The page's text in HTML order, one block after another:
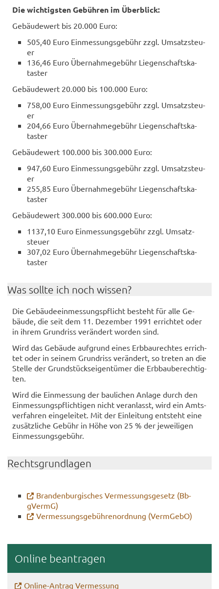
Die wich­tigs­ten Ge­büh­ren im Über­blick:
Ge­bäu­de­wert bis 20.000 Euro:
505,40 Euro Ein­mes­sungs­ge­bühr zzgl. Um­satz­steu­
er
136,46 Euro Über­nah­me­ge­bühr Lie­gen­schafts­ka­
tas­ter
Ge­bäu­de­wert 20.000 bis 100.000 Euro:
758,00 Euro Ein­mes­sungs­ge­bühr zzgl. Um­satz­steu­
er
204,66 Euro Über­nah­me­ge­bühr Lie­gen­schafts­ka­
tas­ter
Ge­bäu­de­wert 100.000 bis 300.000 Euro:
947,60 Euro Ein­mes­sungs­ge­bühr zzgl. Um­satz­steu­
er
255,85 Euro Über­nah­me­ge­bühr Lie­gen­schafts­ka­
tas­ter
Ge­bäu­de­wert 300.000 bis 600.000 Euro:
1137,10 Euro Ein­mes­sungs­ge­bühr zzgl. Um­satz­
steu­er
307,02 Euro Über­nah­me­ge­bühr Lie­gen­schafts­ka­
tas­ter
Was soll­te ich noch wis­sen?
Die Ge­bäu­de­ein­mes­sungs­pflicht be­steht für alle Ge­
bäu­de, die seit dem 11. De­zem­ber 1991 er­rich­tet oder
in ihrem Grund­riss ver­än­dert wor­den sind.
Wird das Ge­bäu­de auf­grund eines Erb­bau­rech­tes er­rich­
tet oder in sei­nem Grund­riss ver­än­dert, so tre­ten an die
Stel­le der Grund­stücks­ei­gen­tü­mer die Erb­bau­be­rech­tig­
ten.
Wird die Ein­mes­sung der bau­li­chen An­la­ge durch den
Ein­mes­sungs­pflich­ti­gen nicht ver­an­lasst, wird ein Amts­
ver­fah­ren ein­ge­lei­tet. Mit der Ein­lei­tung ent­steht eine
zu­sätz­li­che Ge­bühr in Höhe von 25 % der je­wei­li­gen
Ein­mes­sungs­ge­bühr.
Rechts­grund­la­gen
Bran­den­bur­gi­sches Ver­mes­sungs­ge­setz (Bb­
gVermG)
Ver­mes­sungs­ge­büh­ren­ord­nung (Verm­Ge­bO)
On­line be­an­tra­gen
Online-​Antrag Ver­mes­sung